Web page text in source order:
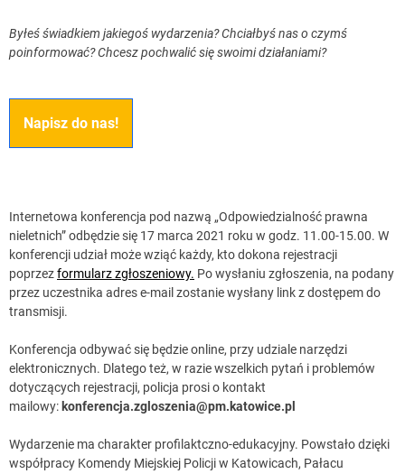
Byłeś świadkiem jakiegoś wydarzenia? Chciałbyś nas o czymś
poinformować? Chcesz pochwalić się swoimi działaniami?
Napisz do nas!
Internetowa konferencja pod nazwą „Odpowiedzialność prawna
nieletnich” odbędzie się 17 marca 2021 roku w godz. 11.00-15.00. W
konferencji udział może wziąć każdy, kto dokona rejestracji
poprzezformularz zgłoszeniowy. Po wysłaniu zgłoszenia, na podany
przez uczestnika adres e-mail zostanie wysłany link z dostępem do
transmisji.
Konferencja odbywać się będzie online, przy udziale narzędzi
elektronicznych. Dlatego też, w razie wszelkich pytań i problemów
dotyczących rejestracji, policja prosi o kontakt
mailowy: konferencja.zgloszenia@pm.katowice.pl
Wydarzenie ma charakter profilaktczno-edukacyjny. Powstało dzięki
współpracy Komendy Miejskiej Policji w Katowicach, Pałacu